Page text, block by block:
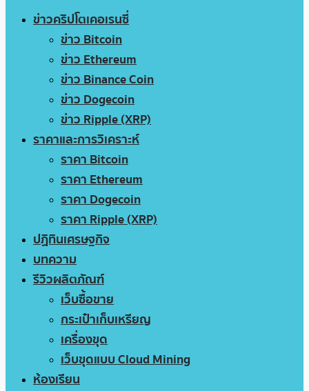
ข่าวคริปโตเคอเรนซี่
ข่าว Bitcoin
ข่าว Ethereum
ข่าว Binance Coin
ข่าว Dogecoin
ข่าว Ripple (XRP)
ราคาและการวิเคราะห์
ราคา Bitcoin
ราคา Ethereum
ราคา Dogecoin
ราคา Ripple (XRP)
ปฏิทินเศรษฐกิจ
บทความ
รีวิวผลิตภัณฑ์
เว็บซื้อขาย
กระเป๋าเก็บเหรียญ
เครื่องขุด
เว็บขุดแบบ Cloud Mining
ห้องเรียน